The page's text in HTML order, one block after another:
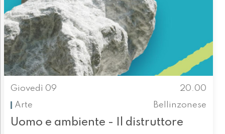
Giovedì 09
20.00
Arte
Bellinzonese
Uomo e ambiente - Il distruttore